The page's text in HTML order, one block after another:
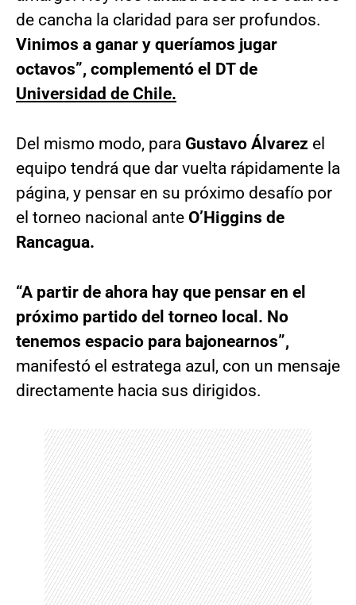
de cancha la claridad para ser profundos.
Vinimos a ganar y queríamos jugar
octavos”, complementó el DT de
Universidad de Chile.
Del mismo modo, para Gustavo Álvarez el
equipo tendrá que dar vuelta rápidamente la
página, y pensar en su próximo desafío por
el torneo nacional ante O’Higgins de
Rancagua.
“A partir de ahora hay que pensar en el
próximo partido del torneo local. No
tenemos espacio para bajonearnos”,
manifestó el estratega azul, con un mensaje
directamente hacia sus dirigidos.